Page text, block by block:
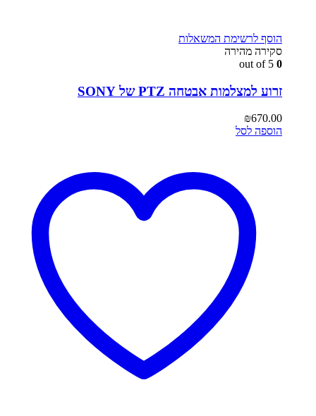
הוסף לרשימת המשאלות
סקירה מהירה
0
זרוע למצלמות אבטחה PTZ של SONY
₪670.00
הוספה לסל